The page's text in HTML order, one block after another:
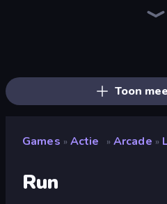
Toon
Games » Actie » Arcade »
Run